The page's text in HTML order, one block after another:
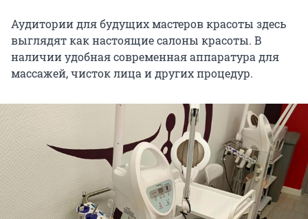
Аудитории для будущих мастеров красоты здесь
выглядят как настоящие салоны красоты. В
наличии удобная современная аппаратура для
массажей, чисток лица и других процедур.